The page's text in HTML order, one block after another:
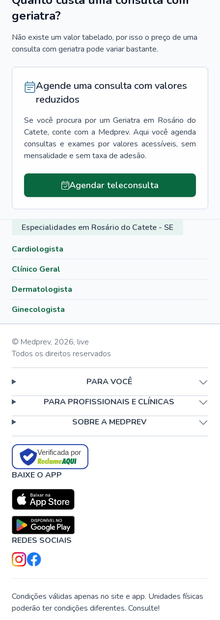
geriatra?
Não existe um valor tabelado, por isso o preço de uma
consulta com geriatra pode variar bastante.
Agende uma consulta com valores
reduzidos
Se você procura por um Geriatra em Rosário do
Catete, conte com a Medprev. Aqui você agenda
consultas e exames por valores acessíveis, sem
mensalidade e sem taxa de adesão.
Agendar teleconsulta
Especialidades em Rosário do Catete - SE
Cardiologista
Clínico Geral
Dermatologista
Ginecologista
© Medprev, 2026, live
Todos os direitos reservados
PARA VOCÊ
PARA PROFISSIONAIS E CLÍNICAS
SOBRE A MEDPREV
Verificada por
BAIXE O APP
REDES SOCIAIS
Condições válidas apenas no site e app. Unidades físicas
poderão ter condições diferentes. Consulte!